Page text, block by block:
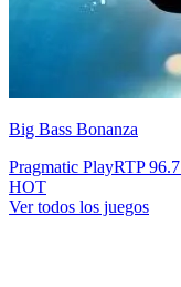
Big Bass Bonanza
Pragmatic PlayRTP
HOT
Ver todos los juegos